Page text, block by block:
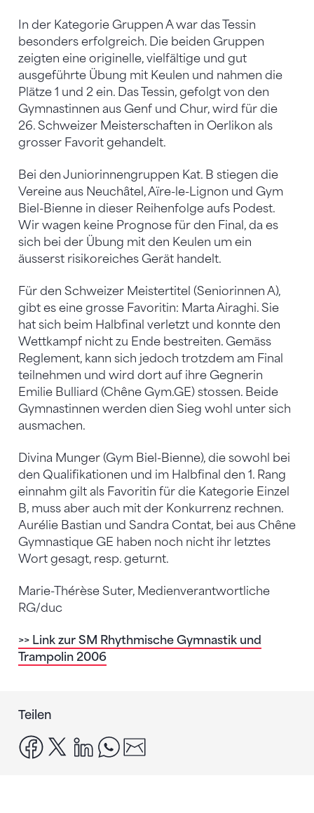
In der Kategorie Gruppen A war das Tessin
besonders erfolgreich. Die beiden Gruppen
zeigten eine originelle, vielfältige und gut
ausgeführte Übung mit Keulen und nahmen die
Plätze 1 und 2 ein. Das Tessin, gefolgt von den
Gymnastinnen aus Genf und Chur, wird für die
26. Schweizer Meisterschaften in Oerlikon als
grosser Favorit gehandelt.
Bei den Juniorinnengruppen Kat. B stiegen die
Vereine aus Neuchâtel, Aïre-le-Lignon und Gym
Biel-Bienne in dieser Reihenfolge aufs Podest.
Wir wagen keine Prognose für den Final, da es
sich bei der Übung mit den Keulen um ein
äusserst risikoreiches Gerät handelt.
Für den Schweizer Meistertitel (Seniorinnen A),
gibt es eine grosse Favoritin: Marta Airaghi. Sie
hat sich beim Halbfinal verletzt und konnte den
Wettkampf nicht zu Ende bestreiten. Gemäss
Reglement, kann sich jedoch trotzdem am Final
teilnehmen und wird dort auf ihre Gegnerin
Emilie Bulliard (Chêne Gym.GE) stossen. Beide
Gymnastinnen werden dien Sieg wohl unter sich
ausmachen.
Divina Munger (Gym Biel-Bienne), die sowohl bei
den Qualifikationen und im Halbfinal den 1. Rang
einnahm gilt als Favoritin für die Kategorie Einzel
B, muss aber auch mit der Konkurrenz rechnen.
Aurélie Bastian und Sandra Contat, bei aus Chêne
Gymnastique GE haben noch nicht ihr letztes
Wort gesagt, resp. geturnt.
Marie-Thérèse Suter, Medienverantwortliche
RG/duc
>> Link zur SM Rhythmische Gymnastik und
Trampolin 2006
Teilen
facebook
x linkedinwhatsapp